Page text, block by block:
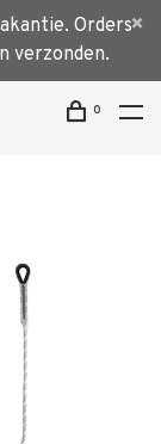
Orders
verzonden.
0